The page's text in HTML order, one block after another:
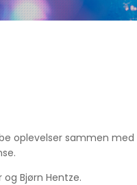
oplevelser sammen
Bjørn Hentze.